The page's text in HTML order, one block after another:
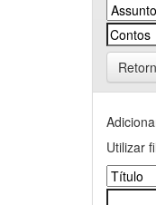
Utilizar